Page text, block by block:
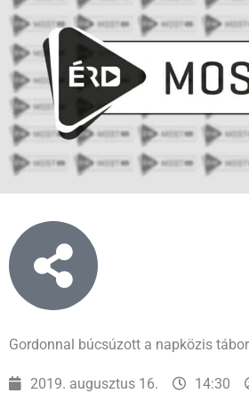
Gordonnal búcsúzott a napközis tábor
2019. augusztus 16. 14:30